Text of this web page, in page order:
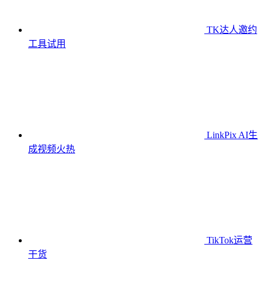
TK达人邀约
工具试用
LinkPix AI生
成视频火热
TikTok运营
干货